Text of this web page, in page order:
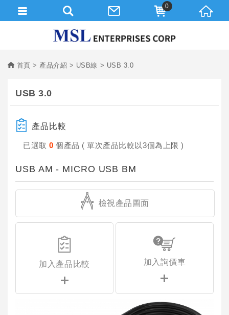
首頁 產品介紹 USB線 USB 3.0
USB 3.0
產品比較
已選取 0個產品 ( 單次產品比較以3個為上限 )
USB AM - MICRO USB BM
檢視產品圖面
加入產品比較 加入詢價車
0